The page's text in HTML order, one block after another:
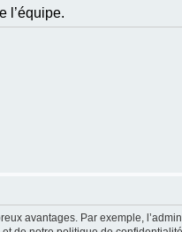
l’équipe.
avantages. Par exemple,